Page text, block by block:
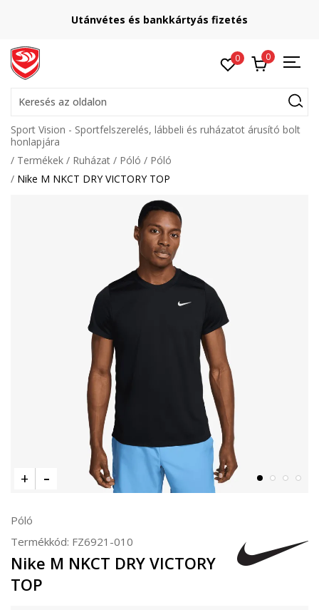
Utánvétes és bankkártyás fizetés
0 0
Keresés az oldalon
Sport Vision - Sportfelszerelés, lábbeli és ruházatot árusító bolt
honlapjára
Termékek
Ruházat Póló
Póló
Nike M NKCT DRY VICTORY TOP
Póló
Termékkód: FZ6921-010
Nike M NKCT DRY VICTORY
TOP